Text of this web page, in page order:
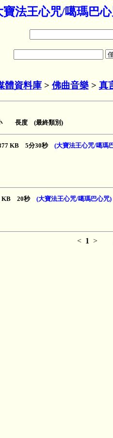
寶法王心咒/噶瑪巴
體資料庫> 佛曲音樂> 真
長度 (最終類別)
KB 5分30秒 (大寶法王心咒/噶瑪
KB 20秒 (大寶法王心咒/噶瑪巴心咒)
< 1 >